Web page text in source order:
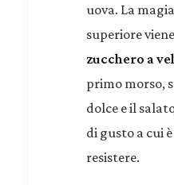
uova. La
superiore
zucchero a
primo morso,
dolce e il
di gusto a cui
resistere.